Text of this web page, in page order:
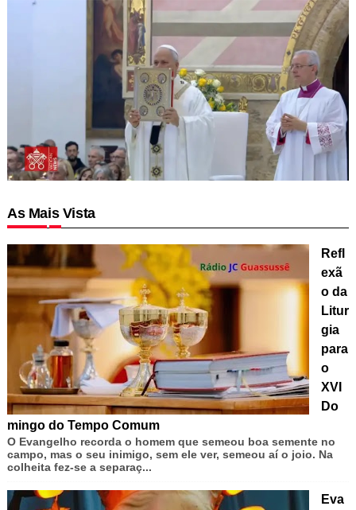
As Mais Vista
Refl
exã
o da
Litur
gia
para
o
XVI
Do
mingo do Tempo Comum
O Evangelho recorda o homem que semeou boa semente no
campo, mas o seu inimigo, sem ele ver, semeou aí o joio. Na
colheita fez-se a separaç...
Eva